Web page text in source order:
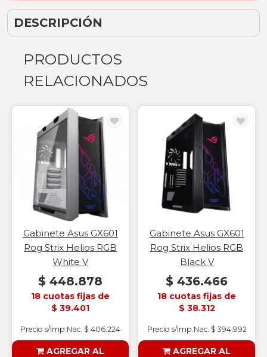
DESCRIPCIÓN
PRODUCTOS
RELACIONADOS
Gabinete Asus GX601
Rog Strix Helios RGB
White V
$ 448.878
18 cuotas fijas de
$ 39.401
Precio s/Imp.Nac. $ 406.224
AGREGAR AL
Gabinete Asus GX601
Rog Strix Helios RGB
Black V
$ 436.466
18 cuotas fijas de
$ 38.312
Precio s/Imp.Nac. $ 394.992
AGREGAR AL